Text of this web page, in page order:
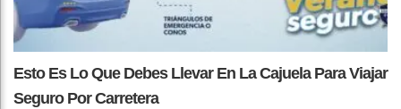
Esto Es Lo Que Debes Llevar En La Cajuela Para Viajar
Seguro Por Carretera